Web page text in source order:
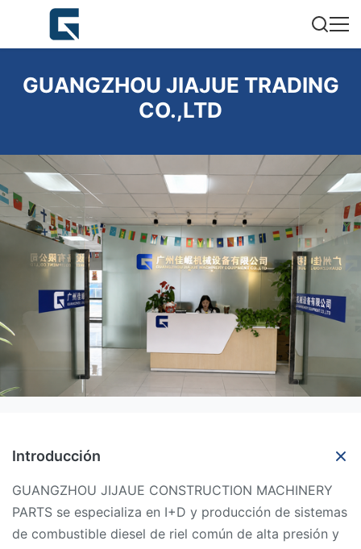
GUANGZHOU JIAJUE TRADING
CO.,LTD
Introducción
GUANGZHOU JIJAUE CONSTRUCTION MACHINERY
PARTS se especializa en I+D y producción de sistemas
de combustible diesel de riel común de alta presión y